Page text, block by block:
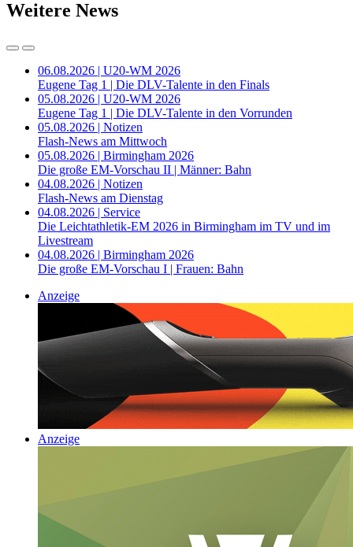
Weitere News
06.08.2026 | U20-WM 2026
Eugene Tag 1 | Die DLV-Talente in den Finals
05.08.2026 | U20-WM 2026
Eugene Tag 1 | Die DLV-Talente in den Vorrunden
05.08.2026 | Notizen
Flash-News am Mittwoch
05.08.2026 | Birmingham 2026
Die große EM-Vorschau II | Männer: Bahn
04.08.2026 | Notizen
Flash-News am Dienstag
04.08.2026 | Service
Die Leichtathletik-EM 2026 in Birmingham im TV und im
Livestream
04.08.2026 | Birmingham 2026
Die große EM-Vorschau I | Frauen: Bahn
Anzeige
Anzeige